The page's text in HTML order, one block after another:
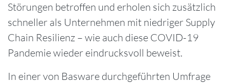
Störungen betroffen und erholen sich zusätzlich
schneller als Unternehmen mit niedriger Supply
Chain Resilienz – wie auch diese COVID-19
Pandemie wieder eindrucksvoll beweist.
In einer von Basware durchgeführten Umfrage